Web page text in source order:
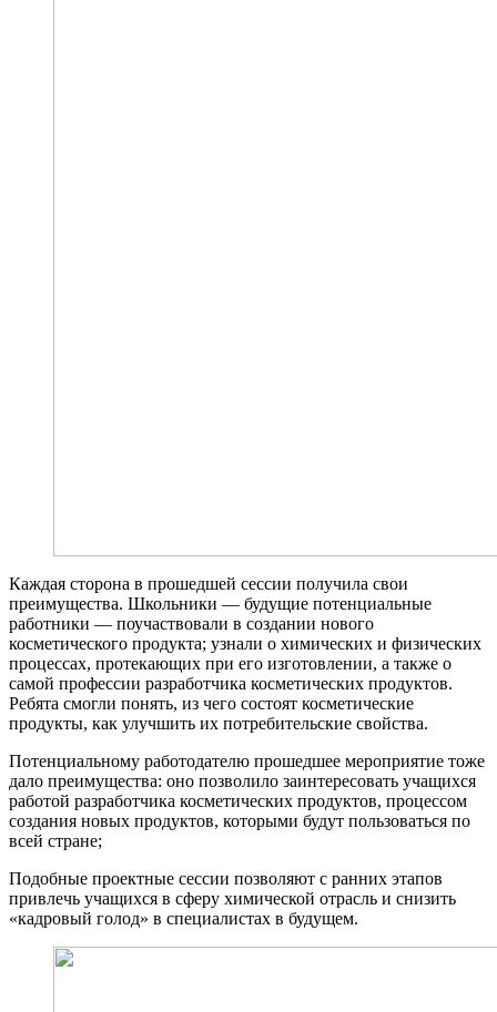
Каждая сторона в прошедшей сессии получила свои
преимущества. Школьники — будущие потенциальные
работники — поучаствовали в создании нового
косметического продукта; узнали о химических и физических
процессах, протекающих при его изготовлении, а также о
самой профессии разработчика косметических продуктов.
Ребята смогли понять, из чего состоят косметические
продукты, как улучшить их потребительские свойства.
Потенциальному работодателю прошедшее мероприятие тоже
дало преимущества: оно позволило заинтересовать учащихся
работой разработчика косметических продуктов, процессом
создания новых продуктов, которыми будут пользоваться по
всей стране;
Подобные проектные сессии позволяют с ранних этапов
привлечь учащихся в сферу химической отрасль и снизить
«кадровый голод» в специалистах в будущем.